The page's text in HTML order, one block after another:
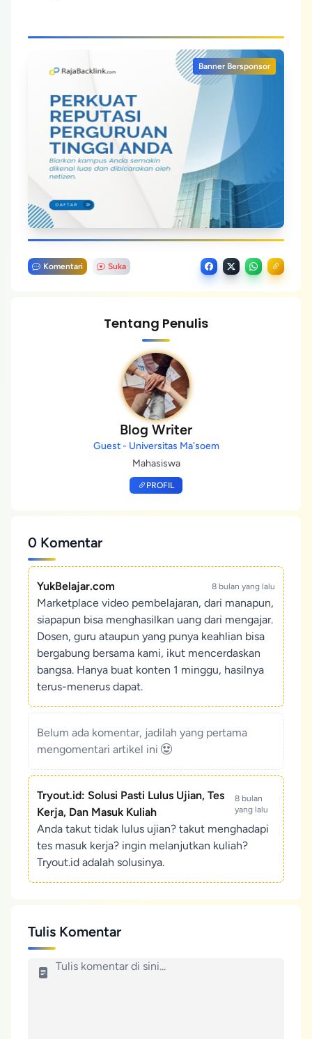
Banner Bersponsor
Komentari Suka
Tentang Penulis
Blog Writer
Guest - Universitas Ma'soem
Mahasiswa
PROFIL
0 Komentar
YukBelajar.com 8 bulan yang lalu
Marketplace video pembelajaran, dari manapun,
siapapun bisa menghasilkan uang dari mengajar.
Dosen, guru ataupun yang punya keahlian bisa
bergabung bersama kami, ikut mencerdaskan
bangsa. Hanya buat konten 1 minggu, hasilnya
terus-menerus dapat.
Belum ada komentar, jadilah yang pertama
mengomentari artikel ini
Tryout.id: Solusi Pasti Lulus Ujian, Tes
Kerja, Dan Masuk Kuliah
8 bulan
yang lalu
Anda takut tidak lulus ujian? takut menghadapi
tes masuk kerja? ingin melanjutkan kuliah?
Tryout.id adalah solusinya.
Tulis Komentar